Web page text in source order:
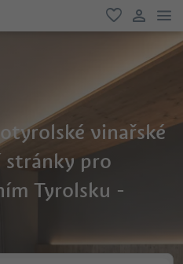
oblíbené
vinařské
stránky pro
Tyrolsku -